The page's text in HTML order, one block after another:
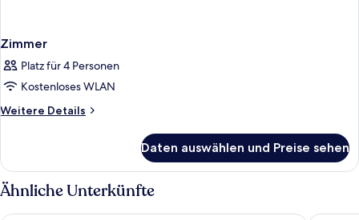
Zimmer
Platz für 4 Personen
Kostenloses WLAN
Weitere Details
Weitere
Daten auswählen und Preise sehen
Ähnliche Unterkünfte